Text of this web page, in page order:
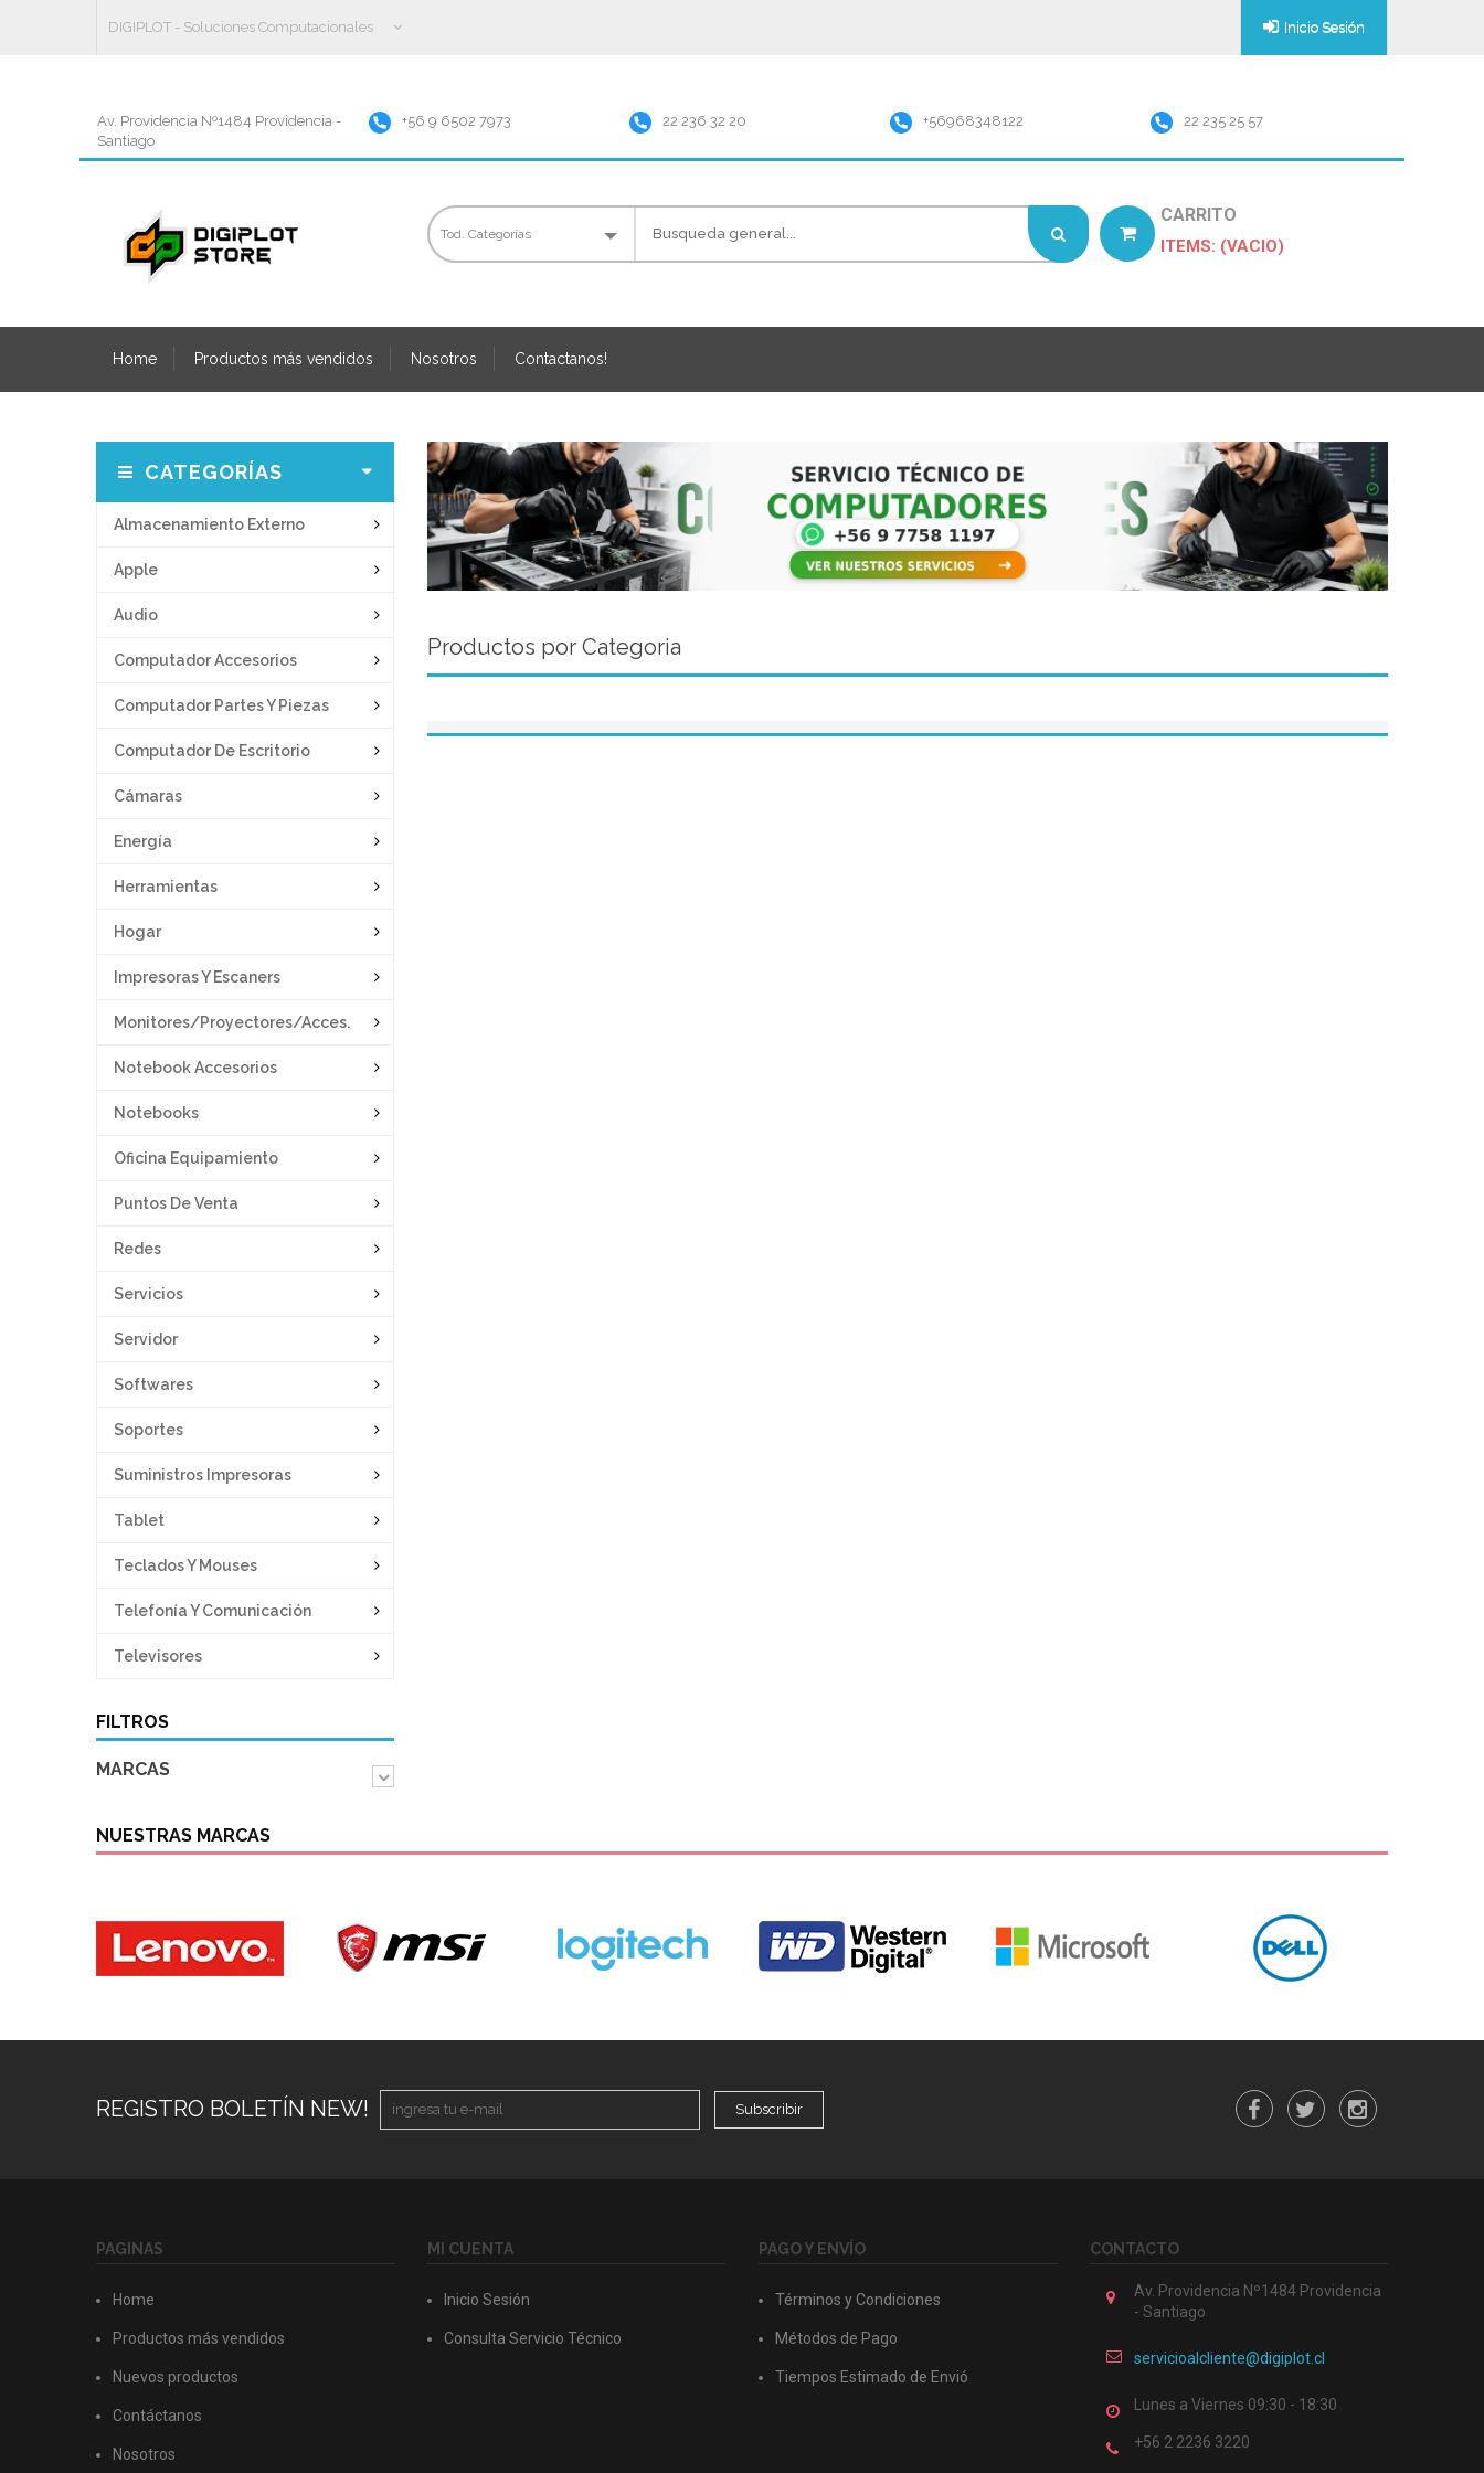
DIGIPLOT - Soluciones Computacionales Inicio Sesión
Av. Providencia Nº1484 Providencia -
Santiago
+56 9 6502 7973 22 236 32 20 +56968348122 22 235 25 57
CARRITO
ITEMS: (VACIO)
Home Productos más vendidos Nosotros Contactanos!
CATEGORÍAS
Almacenamiento Externo
Apple
Audio
Computador Accesorios
Computador Partes Y Piezas
Computador De Escritorio
Cámaras
Energía
Herramientas
Hogar
Impresoras Y Escaners
Monitores/proyectores/acces.
Notebook Accesorios
Notebooks
Oficina Equipamiento
Puntos De Venta
Redes
Servicios
Servidor
Softwares
Soportes
Suministros Impresoras
Tablet
Teclados Y Mouses
Telefonía Y Comunicación
Televisores
FILTROS
MARCAS
Productos por Categoria
NUESTRAS MARCAS
REGISTRO BOLETÍN NEW! Subscribir
PAGINAS
Home
Productos más vendidos
Nuevos productos
Contáctanos
Nosotros
MI CUENTA
Inicio Sesión
Consulta Servicio Técnico
PAGO Y ENVÍO
Términos y Condiciones
Métodos de Pago
Tiempos Estimado de Envió
CONTACTO
Av. Providencia Nº1484 Providencia
- Santiago
servicioalcliente@digiplot.cl
Lunes a Viernes 09:30 - 18:30
+56 2 2236 3220